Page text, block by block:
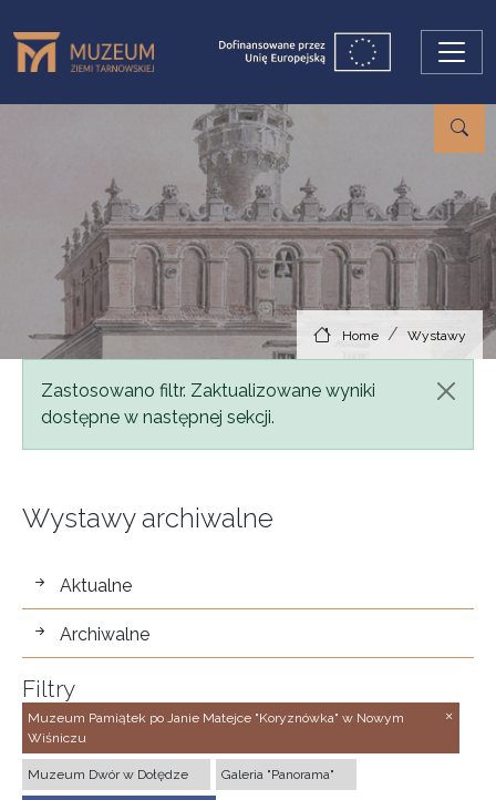
Home Wystawy
Status message
Zastosowano filtr. Zaktualizowane wyniki
dostępne w następnej sekcji.
Wystawy archiwalne
wystawy
Aktualne
Archiwalne
Filtry
Muzeum Pamiątek po Janie Matejce "Koryznówka" w Nowym
Wiśniczu
Muzeum Dwór w Dołędze Galeria "Panorama"